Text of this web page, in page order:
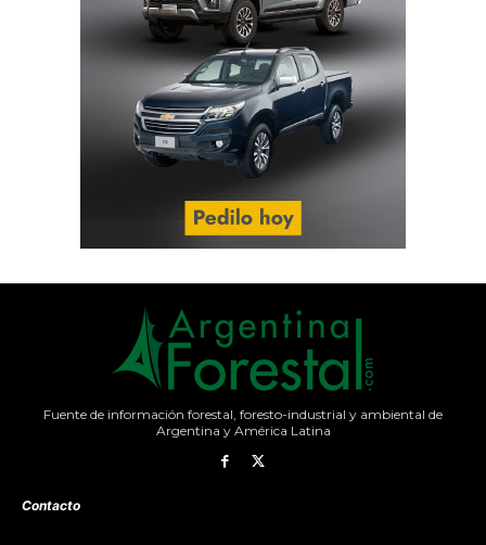
Fuente de información forestal, foresto-industrial y ambiental de
Argentina y América Latina
Contacto